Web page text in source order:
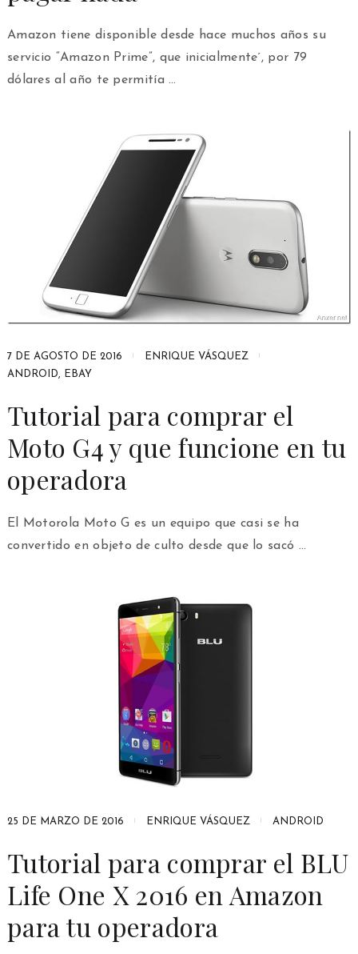
Amazon tiene disponible desde hace muchos años su
servicio “Amazon Prime”, que inicialmente´, por 79
dólares al año te permitía …
7 DE AGOSTO DE 2016
ENRIQUE VÁSQUEZ
ANDROID, EBAY
Tutorial para comprar el
Moto G4 y que funcione en tu
operadora
El Motorola Moto G es un equipo que casi se ha
convertido en objeto de culto desde que lo sacó …
25 DE MARZO DE 2016 ENRIQUE VÁSQUEZ ANDROID
Tutorial para comprar el BLU
Life One X 2016 en Amazon
para tu operadora